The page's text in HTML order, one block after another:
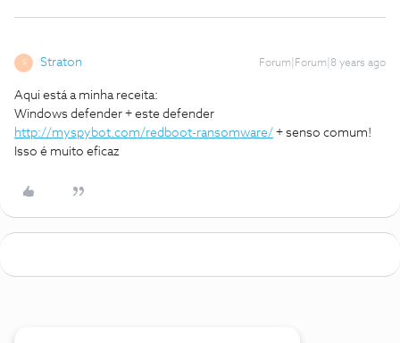
S Straton Forum|Forum|8 years ago
Aqui está a minha receita:
Windows defender + este defender
http://myspybot.com/redboot-ransomware/ + senso comum!
Isso é muito eficaz